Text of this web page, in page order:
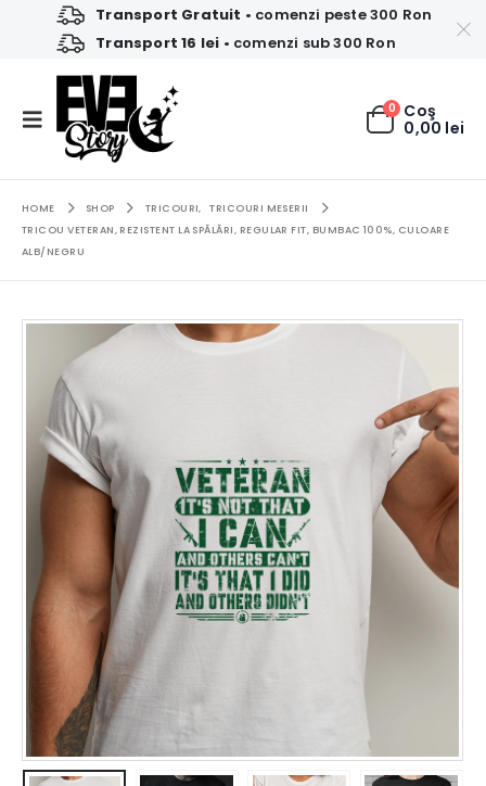
Transport Gratuit • comenzi peste 300 Ron
Transport 16 lei • comenzi sub 300 Ron
0 Coş
0,00 lei
HOME SHOP TRICOURI,
TRICOURI MESERII
TRICOU VETERAN, REZISTENT LA SPĂLĂRI, REGULAR FIT, BUMBAC 100%, CULOARE
ALB/NEGRU